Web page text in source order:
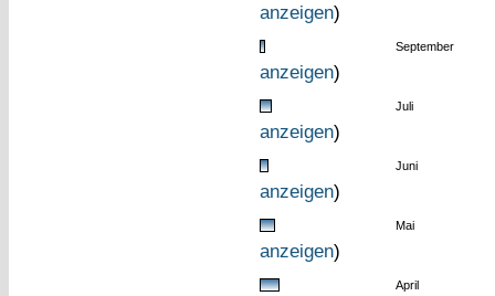
anzeigen)
September
anzeigen)
Juli
anzeigen)
Juni
anzeigen)
Mai
anzeigen)
April